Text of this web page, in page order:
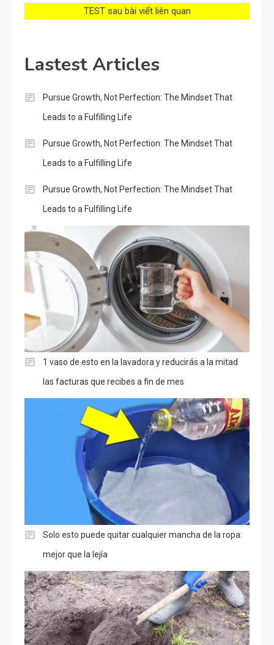
TEST sau bài viết liên quan
Lastest Articles
Pursue Growth, Not Perfection: The Mindset That
Leads to a Fulfilling Life
Pursue Growth, Not Perfection: The Mindset That
Leads to a Fulfilling Life
Pursue Growth, Not Perfection: The Mindset That
Leads to a Fulfilling Life
1 vaso de esto en la lavadora y reducirás a la mitad
las facturas que recibes a fin de mes
Solo esto puede quitar cualquier mancha de la ropa:
mejor que la lejía